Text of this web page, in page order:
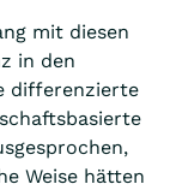
mit diesen
in den
differenzierte
Weise hätten